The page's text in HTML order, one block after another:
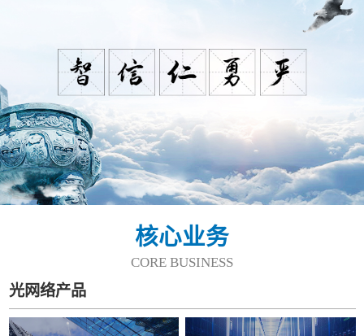
核心业务
CORE BUSINESS
光网络产品